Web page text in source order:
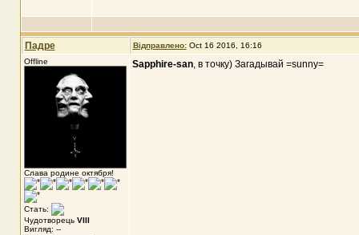
Падре Відправлено: Oct 16 2016, 16:16
Offline
Слава родине октября!
Стать:
Чудотворець VIII
Вигляд: --
Sapphire-san, в точку) Загадывай =sunny=